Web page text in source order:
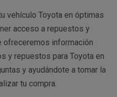
vehículo Toyota en óptimas
acceso a repuestos y
ofreceremos información
y repuestos para Toyota en
y ayudándote a tomar la
tu compra.